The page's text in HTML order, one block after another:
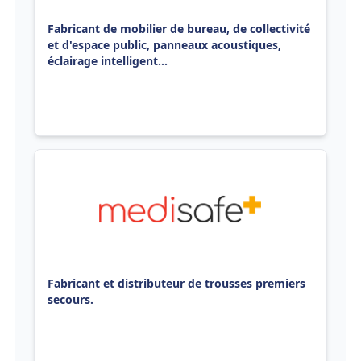
Fabricant de mobilier de bureau, de collectivité
et d'espace public, panneaux acoustiques,
éclairage intelligent...
Fabricant et distributeur de trousses premiers
secours.